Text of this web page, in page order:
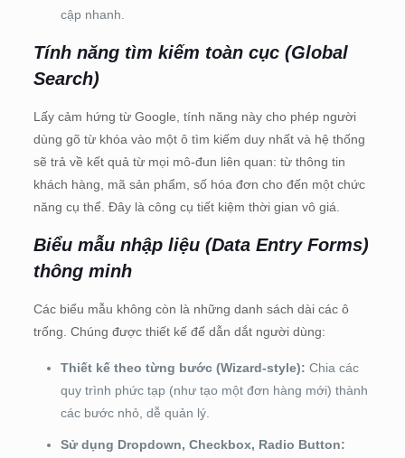
cập nhanh.
Tính năng tìm kiếm toàn cục (Global
Search)
Lấy cảm hứng từ Google, tính năng này cho phép người
dùng gõ từ khóa vào một ô tìm kiếm duy nhất và hệ thống
sẽ trả về kết quả từ mọi mô-đun liên quan: từ thông tin
khách hàng, mã sản phẩm, số hóa đơn cho đến một chức
năng cụ thể. Đây là công cụ tiết kiệm thời gian vô giá.
Biểu mẫu nhập liệu (Data Entry Forms)
thông minh
Các biểu mẫu không còn là những danh sách dài các ô
trống. Chúng được thiết kế để dẫn dắt người dùng:
Thiết kế theo từng bước (Wizard-style): Chia các
quy trình phức tạp (như tạo một đơn hàng mới) thành
các bước nhỏ, dễ quản lý.
Sử dụng Dropdown, Checkbox, Radio Button: